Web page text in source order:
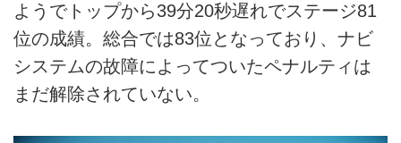
ようでトップから39分20秒遅れでステージ81
位の成績。総合では83位となっており、ナビ
システムの故障によってついたペナルティは
まだ解除されていない。